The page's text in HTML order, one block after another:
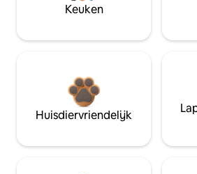
Keuken
Huisdiervriendelijk